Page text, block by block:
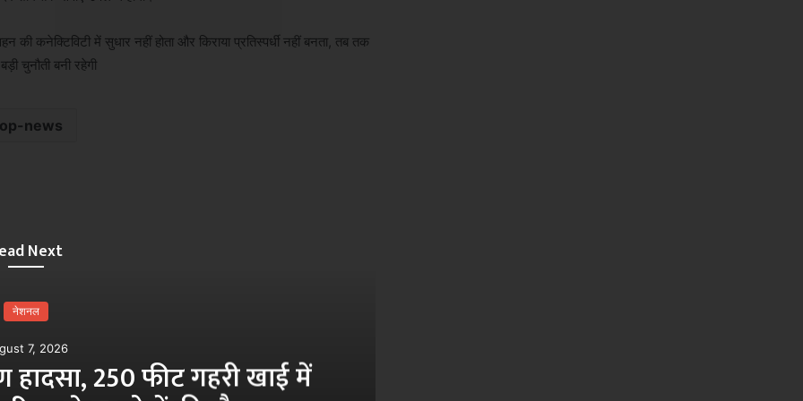
कनेक्टिविटी में सुधार नहीं होता और किराया प्रतिस्पर्धी नहीं बनता, तब तक
चुनौती बनी रहेगी
news
Next
SC, ST-OBC आरक्षण में आर्थिक आधार पर उपकोटा नहीं,